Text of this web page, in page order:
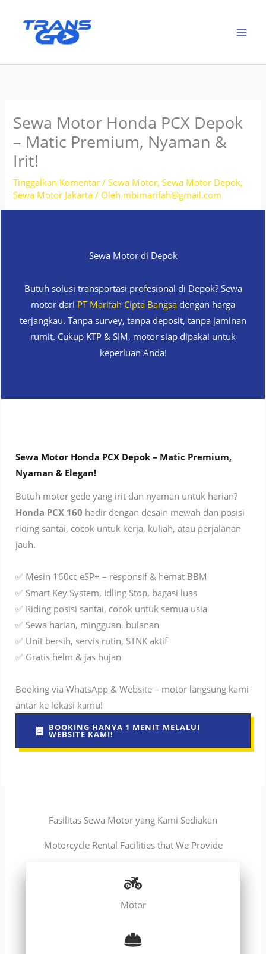
Sewa Motor Honda PCX Depok
– Matic Premium, Nyaman &
Irit!
Tinggalkan Komentar /Sewa Motor,Sewa Motor Depok,
Sewa Motor Jakarta / Oleh mbimarifah@gmail.com
Sewa Motor di Depok
Butuh solusi transportasi profesional di Depok? Sewa
motor dari PT Marifah Cipta Bangsa dengan harga
terjangkau. Tanpa survey, tanpa deposit, tanpa jaminan
rumit. Cukup KTP & SIM, motor siap dipakai untuk
keperluan Anda!
Sewa Motor Honda PCX Depok – Matic Premium,
Nyaman & Elegan!
Butuh motor gede yang irit dan nyaman untuk harian?
Honda PCX 160 hadir dengan desain mewah dan posisi
riding santai, cocok untuk kerja, kuliah, atau perjalanan
jauh.
✅ Mesin 160cc eSP+ – responsif & hemat BBM
✅ Smart Key System, Idling Stop, bagasi luas
✅ Riding posisi santai, cocok untuk semua usia
✅ Sewa harian, mingguan, bulanan
✅ Unit bersih, servis rutin, STNK aktif
✅ Gratis helm & jas hujan
Booking via WhatsApp & Website – motor langsung kami
antar ke lokasi kamu!
BOOKING HANYA 1 MENIT MELALUI
WEBSITE KAMI!
Fasilitas Sewa Motor yang Kami Sediakan
Motorcycle Rental Facilities that We Provide
Motor